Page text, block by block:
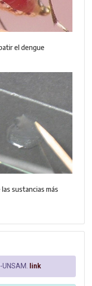
el dengue
sustancias más
link